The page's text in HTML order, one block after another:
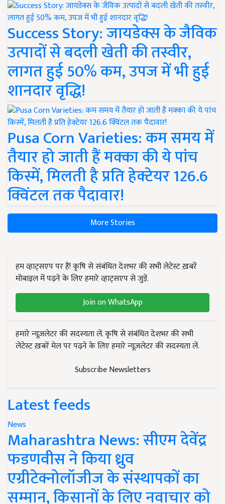
Success Story: जायडेक्स के जैविक
उत्पादों से बदली खेती की तस्वीर,
लागत हुई 50% कम, उपज में भी हुई
शानदार वृद्धि!
Pusa Corn Varieties: कम समय में
तैयार हो जाती हैं मक्का की ये पांच
किस्में, मिलती है प्रति हेक्टेयर 126.6
क्विंटल तक पैदावार!
More Stories
हम व्हाट्सएप पर हैं! कृषि से संबंधित देशभर की सभी लेटेस्ट ख़बरें
मोबाइल में पढ़ने के लिए हमारे व्हाट्सएप से जुड़ें.
Join on WhatsApp
हमारे न्यूज़लेटर की सदस्यता लें. कृषि से संबंधित देशभर की सभी
लेटेस्ट ख़बरें मेल पर पढ़ने के लिए हमारे न्यूज़लेटर की सदस्यता लें.
Subscribe Newsletters
Latest feeds
News
Maharashtra News: सीएम देवेंद्र
फडणवीस ने किया ध्रुव
एग्रीटेक्नोलॉजीज के संस्थापकों का
सम्मान, किसानों के लिए नवाचार को